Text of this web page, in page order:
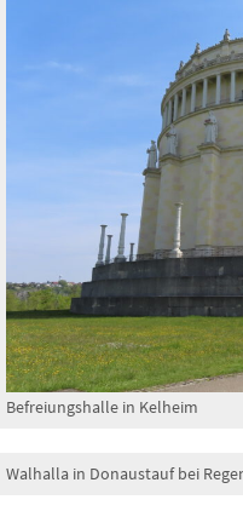
Befreiungshalle in Kelheim
Walhalla in Donaustauf bei